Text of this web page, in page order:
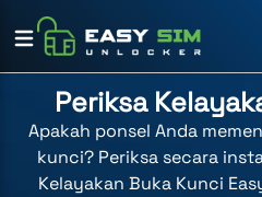
Periksa
Apakah ponsel Anda
kunci? Periksa secara
Kelayakan Buka Kunci